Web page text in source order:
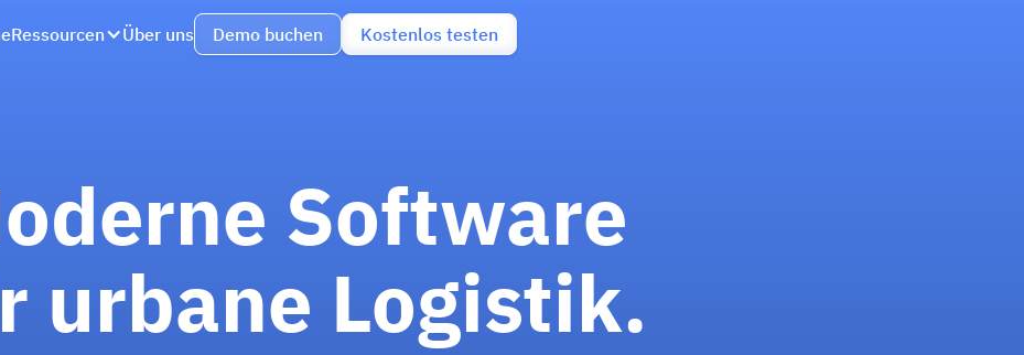
Ressourcen Über uns Demo buchen Kostenlos testen
Software
urbane Logistik.